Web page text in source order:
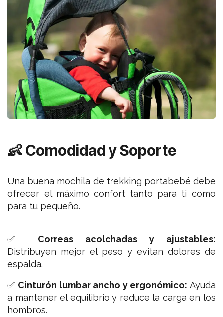
👶 Comodidad y Soporte
Una buena mochila de trekking portabebé debe
ofrecer el máximo confort tanto para ti como
para tu pequeño.
✅ Correas acolchadas y ajustables:
Distribuyen mejor el peso y evitan dolores de
espalda.
✅ Cinturón lumbar ancho y ergonómico: Ayuda
a mantener el equilibrio y reduce la carga en los
hombros.